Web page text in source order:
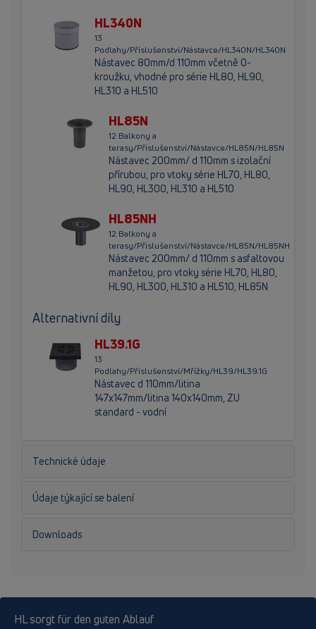
HL340N
13
Podlahy/Příslušenství/Nástavce/HL340N/HL340N
Nástavec 80mm/d 110mm včetně O-
kroužku, vhodné pro série HL80, HL90,
HL310 a HL510
HL85N
12 Balkony a
terasy/Příslušenství/Nástavce/HL85N/HL85N
Nástavec 200mm/ d 110mm s izolační
přírubou, pro vtoky série HL70, HL80,
HL90, HL300, HL310 a HL510
HL85NH
12 Balkony a
terasy/Příslušenství/Nástavce/HL85N/HL85NH
Nástavec 200mm/ d 110mm s asfaltovou
manžetou, pro vtoky série HL70, HL80,
HL90, HL300, HL310 a HL510, HL85N
Alternativní díly
HL39.1G
13
Podlahy/Příslušenství/Mřížky/HL39/HL39.1G
Nástavec d 110mm/litina
147x147mm/litina 140x140mm, ZU
standard - vodní
Technické údaje
Údaje týkající se balení
Downloads
HL sorgt für den guten Ablauf